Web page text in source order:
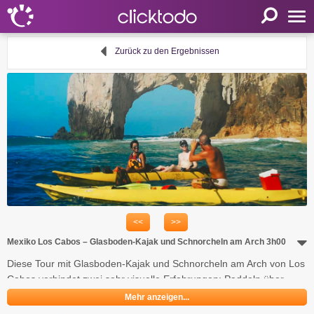
FR
EN
DE
Mein clicktodo
Anmelden
Nützliche Links
Zurück zu den Ergebnissen
<<
>>
Mexiko Los Cabos – Glasboden-Kajak und Schnorcheln am Arch 3h00
Diese Tour mit Glasboden-Kajak und Schnorcheln am Arch von Los
Cabos verbindet zwei sehr visuelle Erfahrungen: Paddeln über
klarem Wasser mit Blick auf den Meeresgrund unter dem Kajak und
Mehr anzeigen...